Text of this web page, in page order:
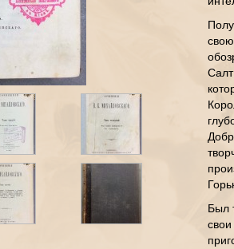
Был